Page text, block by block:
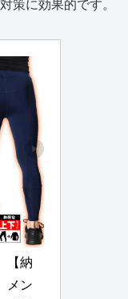
策に効果的です。
【納
メン